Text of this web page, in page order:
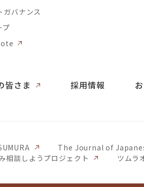
ガバナンス
プ
皆さま 採用情報
The Journal of
相談しようプロジェクト
ツムラ